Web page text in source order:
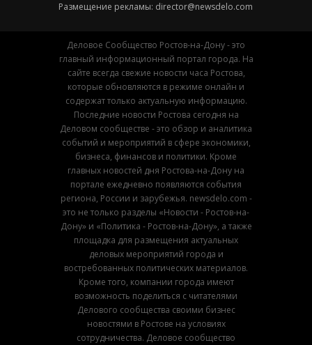
Размещение рекламы: director@newsdelo.com
Деловое Сообщество Ростов-на-Дону - это
главный информационный портал города. На
сайте всегда свежие новости часа Ростова,
которые обновляются в режиме онлайн и
содержат только актуальную информацию.
Последние новости Ростова сегодня на
Деловом сообществе - это обзор и аналитика
событий и мероприятий в сфере экономики,
бизнеса, финансов и политики. Кроме
главных новостей дня Ростова-на-Дону на
портале ежедневно появляются события
региона, России и зарубежья. newsdelo.com -
это не только разделы «Новости - Ростов-на-
Дону» и «Политика - Ростов-на-Дону», а также
площадка для размещения актуальных
деловых мероприятий города и
востребованных политических материалов.
Кроме того, компании города имеют
возможность поделиться с читателями
Делового сообщества своими бизнес
новостями в Ростове на условиях
сотрудничества. Деловое сообщество